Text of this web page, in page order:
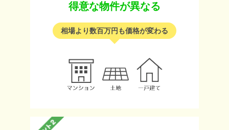
得意な物件が異なる
相場より数百万円も価格が変わる